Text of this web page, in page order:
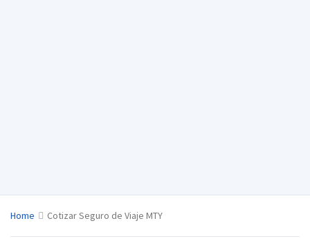
Home Cotizar Seguro de Viaje MTY